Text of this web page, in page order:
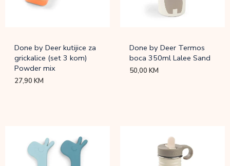
Done by Deer kutijice za
grickalice (set 3 kom)
Powder mix
27,90KM
Done by Deer Termos
boca 350ml Lalee Sand
50,00KM